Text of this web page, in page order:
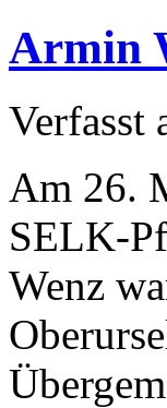
Armin
Verfasst
Am 26.
SELK-
Wenz